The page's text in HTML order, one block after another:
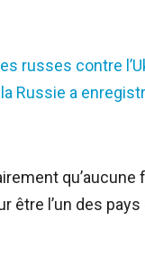
russes contre
Russie a
être l’un des